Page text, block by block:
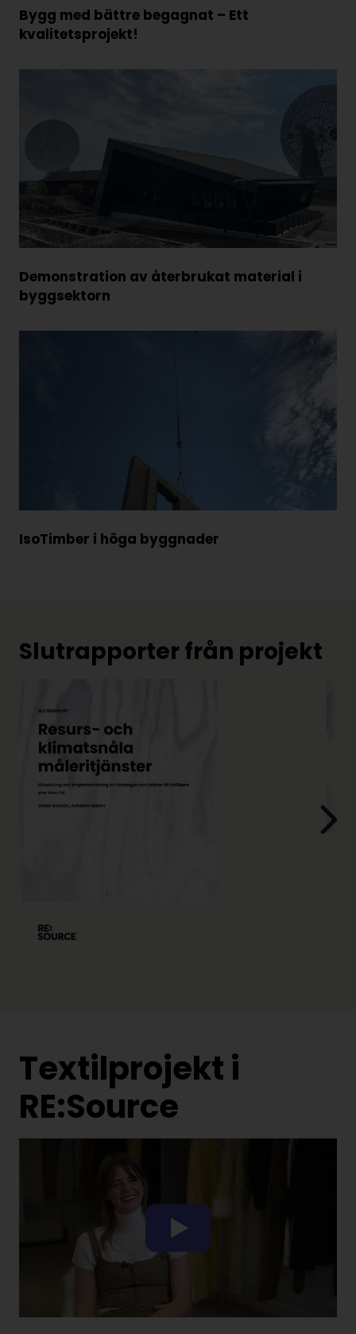
Bygg med bättre begagnat – Ett
kvalitetsprojekt!
Demonstration av återbrukat material i
byggsektorn
IsoTimber i höga byggnader
Slutrapporter från projekt
Textilprojekt i
RE:Source